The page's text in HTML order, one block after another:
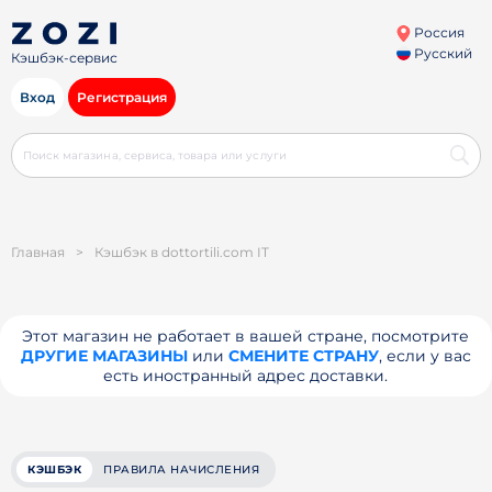
Кэшбэк-сервис
Россия
Русский
Вход Регистрация
Главная > Кэшбэк в dottortili.com IT
Этот магазин не работает в вашей стране, посмотрите
ДРУГИЕ МАГАЗИНЫили СМЕНИТЕ СТРАНУ, если у вас
есть иностранный адрес доставки.
КЭШБЭК ПРАВИЛА НАЧИСЛЕНИЯ